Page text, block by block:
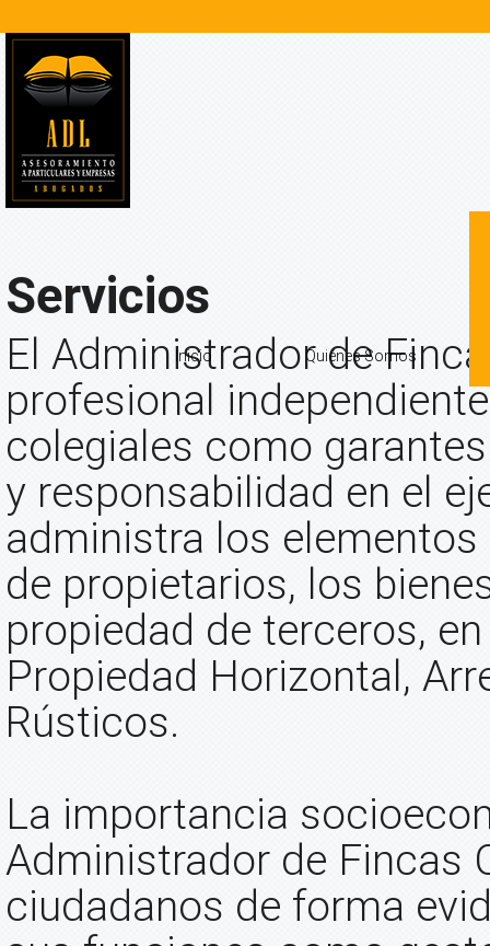
Inicio Quiénes Somos
Servicios
El Administrador de
profesional
colegiales como
y responsabilidad en el
administra los
de propietarios, los
propiedad de terceros,
Propiedad Horizontal,
Rústicos.
La importancia
Administrador de Fincas
ciudadanos de forma